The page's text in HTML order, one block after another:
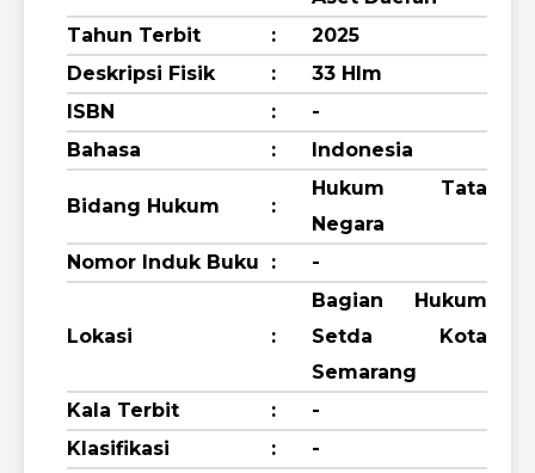
Tahun Terbit
:
2025
Deskripsi Fisik
:
33 Hlm
ISBN
:
-
Bahasa
: Indonesia
Bidang Hukum :
Hukum Tata
Negara
Nomor Induk Buku
: -
Lokasi :
Bagian Hukum
Setda Kota
Semarang
Kala Terbit
:
-
Klasifikasi
:
-